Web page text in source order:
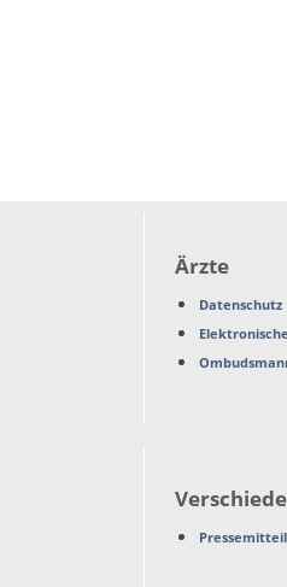
Ärzte
Datenschutz